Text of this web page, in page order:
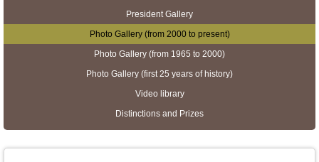
President Gallery
Photo Gallery (from 2000 to present)
Photo Gallery (from 1965 to 2000)
Photo Gallery (first 25 years of history)
Video library
Distinctions and Prizes